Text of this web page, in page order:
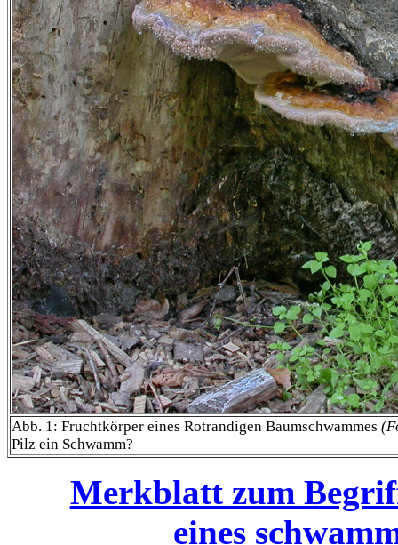
Abb. 1: Fruchtkörper eines Rotrandigen Baumschwammes
Pilz ein Schwamm?
Merkblatt zum
eines